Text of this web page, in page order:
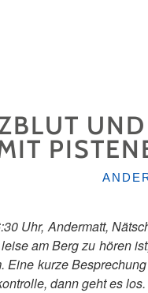
Uhr, Andermatt,
am Berg zu hören
Eine kurze
dann geht es